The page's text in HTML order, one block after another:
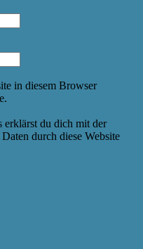
in diesem Browser
erklärst du dich mit der
durch diese Website